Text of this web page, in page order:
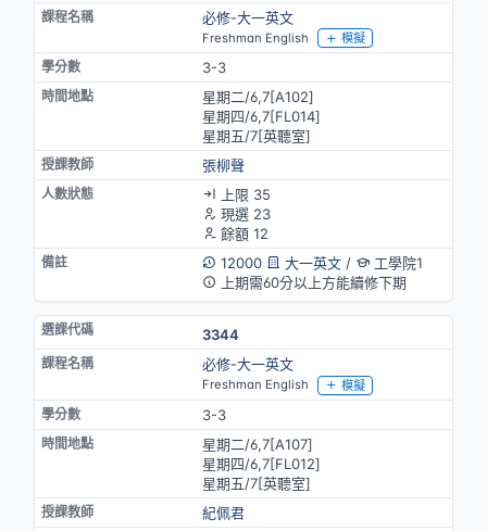
必修-大一英文
Freshman English 模擬
3-3
星期二/6,7[A102]
星期四/6,7[FL014]
星期五/7[英聽室]
張柳聲
上限 35
現選 23
餘額 12
12000
大一英文/
工學院1
上期需60分以上方能續修下期
3344
必修-大一英文
Freshman English 模擬
3-3
星期二/6,7[A107]
星期四/6,7[FL012]
星期五/7[英聽室]
紀佩君